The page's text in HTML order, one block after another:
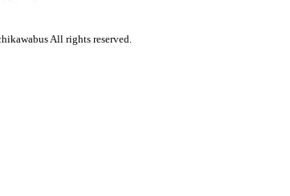
All rights reserved.